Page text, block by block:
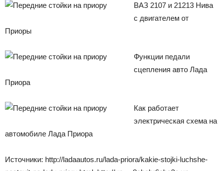
ВАЗ 2107 и 21213 Нива
с двигателем от
Приоры
Функции педали
сцепления авто Лада
Приора
Как работает
электрическая схема на
автомобиле Лада Приора
Источники: http://ladaautos.ru/lada-priora/kakie-stojki-luchshe-